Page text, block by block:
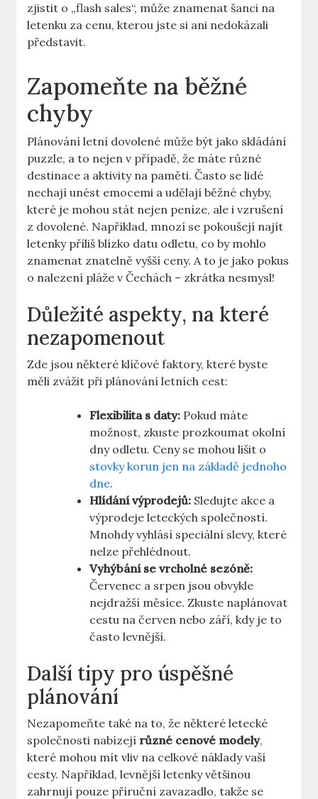
zjistit o „flash sales“, může znamenat šanci na
letenku za cenu, kterou jste si ani nedokázali
představit.
Zapomeňte na běžné
chyby
Plánování letní dovolené může být jako skládání
puzzle, a to nejen v případě, že máte různé
destinace a aktivity na paměti. Často se lidé
nechají unést emocemi a udělají běžné chyby,
které je mohou stát nejen peníze, ale i vzrušení
z dovolené. Například, mnozí se pokoušejí najít
letenky příliš blízko datu odletu, co by mohlo
znamenat znatelně vyšší ceny. A to je jako pokus
o nalezení pláže v Čechách – zkrátka nesmysl!
Důležité aspekty, na které
nezapomenout
Zde jsou některé klíčové faktory, které byste
měli zvážit při plánování letních cest:
Flexibilita s daty: Pokud máte
možnost, zkuste prozkoumat okolní
dny odletu. Ceny se mohou lišit o
stovky korun jen na základě jednoho
dne.
Hlídání výprodejů: Sledujte akce a
výprodeje leteckých společností.
Mnohdy vyhlásí speciální slevy, které
nelze přehlédnout.
Vyhýbání se vrcholné sezóně:
Červenec a srpen jsou obvykle
nejdražší měsíce. Zkuste naplánovat
cestu na červen nebo září, kdy je to
často levnější.
Další tipy pro úspěšné
plánování
Nezapomeňte také na to, že některé letecké
společnosti nabízejí různé cenové modely,
které mohou mít vliv na celkové náklady vaší
cesty. Například, levnější letenky většinou
zahrnují pouze příruční zavazadlo, takže se